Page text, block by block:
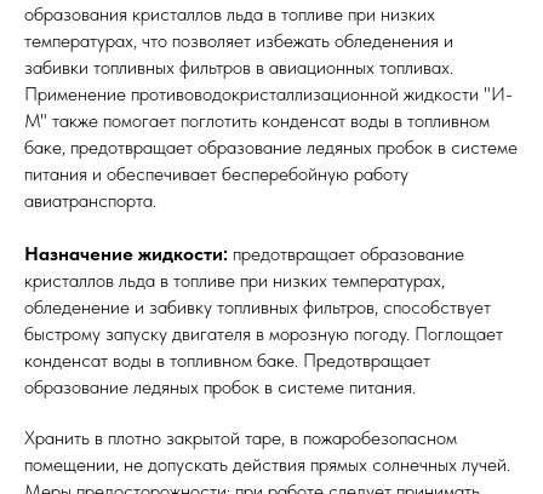
образования кристаллов льда в топливе при низких
температурах, что позволяет избежать обледенения и
забивки топливных фильтров в авиационных топливах.
Применение противоводокристаллизационной жидкости "И-
М" также помогает поглотить конденсат воды в топливном
баке, предотвращает образование ледяных пробок в системе
питания и обеспечивает бесперебойную работу
авиатранспорта.
Назначение жидкости: предотвращает образование
кристаллов льда в топливе при низких температурах,
обледенение и забивку топливных фильтров, способствует
быстрому запуску двигателя в морозную погоду. Поглощает
конденсат воды в топливном баке. Предотвращает
образование ледяных пробок в системе питания.
Хранить в плотно закрытой таре, в пожаробезопасном
помещении, не допускать действия прямых солнечных лучей.